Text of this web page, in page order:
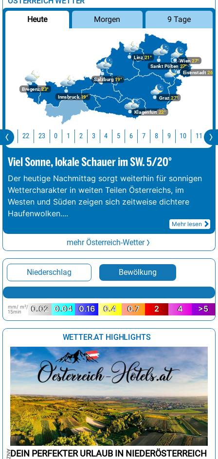
Heute Morgen 9 Tage
Bregenz23°
Graz27°
Innsbruck19°
Klagenfurt 22°
Linz21°
Salzburg19°
Wien 27°
Eisenstadt 26°
Sankt Pölten 27°
Jetzt 22 23 0 1 2 3 4 5 6 7 8 10
Viel Sonne, lokale Schauer im SW. 5/20°
Der heutige Nachmittag sorgt weiterhin für sonnigen
Wettercharakter in weiten Teilen Österreichs, im
Westen und Süden zeigen sich zeitweise dichtere
Haufenwolken....
Mehr lesen
mehr Österreich-Wetter
Niederschlag Bewölkung
mm/ m²/
15min
0.02 0.04 0.16 0.4 0.7 2 4 >5
WETTER.AT HIGHLIGHTS
DEIN PERFEKTER URLAUB IN NIEDERÖSTERREICH